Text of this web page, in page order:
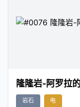
隆隆岩-阿罗拉
岩石 电